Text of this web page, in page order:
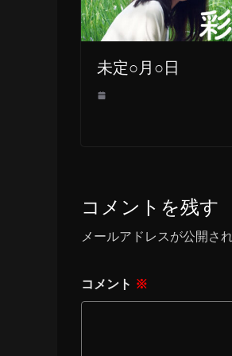
未定○月○日
コメントを残す
メールアドレスが公開さ
コメント ※